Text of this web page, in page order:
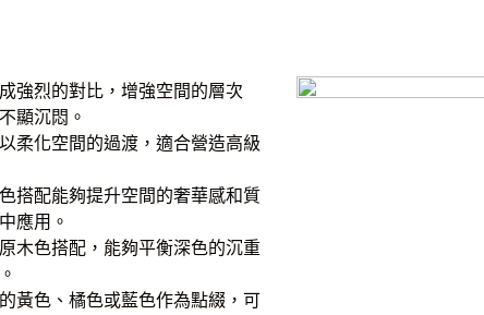
強烈的對比，增強空間的層次
顯沉悶。
柔化空間的過渡，適合營造高級
搭配能夠提升空間的奢華感和質
應用。
木色搭配，能夠平衡深色的沉重
黃色、橘色或藍色作為點綴，可